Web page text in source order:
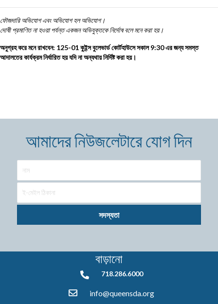
ফৌজদারি অভিযোগএবং অভিযোগ হল অভিযোগ।
দোষী প্রমাণিত না হওয়া পর্যন্ত একজন অভিযুক্তকে নির্দোষ বলে মনে করা হয়।
অনুগ্রহ করে মনে রাখবেন: 125-01 কুইন্স বুলেভার্ড কোর্টহাউসে সকাল 9:30 এর জন্য সমস্ত
আদালতের কার্যক্রম নির্ধারিত হয় যদি না অন্যথায় নির্দিষ্ট করা হয়।
আমাদের নিউজলেটারে যোগ দিন
সদস্যতা
বাড়ানো
718.286.6000718.286.6000
info@queensda.org